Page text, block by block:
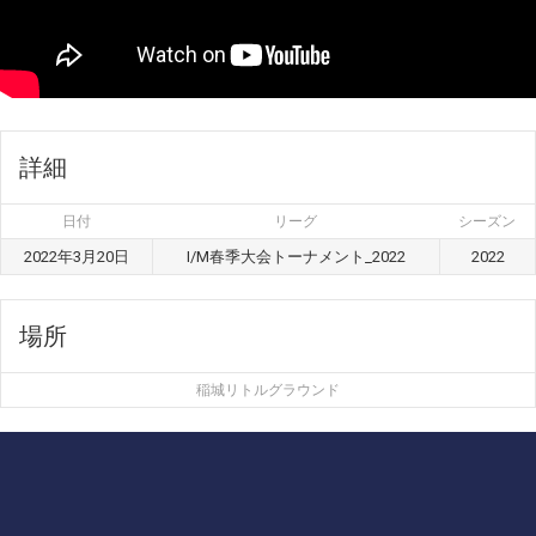
詳細
日付 リーグ シーズン
2022年3月20日 I/M春季大会トーナメント_2022 2022
場所
稲城リトルグラウンド